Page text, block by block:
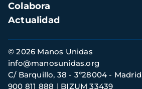
Colabora
Actualidad
Información
de
contacto
© 2026 Manos Unidas
C/ Barquillo, 38 - 3º28004 -
900 811 888
BIZUM 33439
info@manosunidas.org